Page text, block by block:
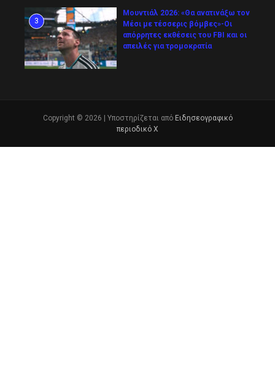
3
Μουντιάλ 2026: «Θα ανατινάξω τον
Μέσι με τέσσερις βόμβες»-Οι
απόρρητες εκθέσεις του FBI και οι
απειλές για τρομοκρατία
Copyright © 2026 | Υποστηρίζεται από Ειδησεογραφικό
περιοδικό Χ